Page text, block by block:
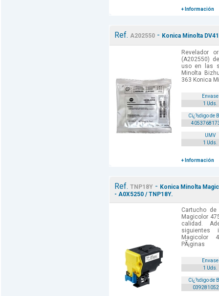
+ Información
Ref. A202550- Konica Minolta
Revelador
(A202550)
uso en las
Minolta
363 Konica
Envase
1 Uds.
Cï¿½digo de
UMV
1 Uds.
+ Información
Ref. TNP18Y - Konica Minolta
- A0X5250 / TNP18Y.
Cartucho
Magicolor
calidad.
siguientes
Magicolor
PÃ¡ginas
Envase
1 Uds.
Cï¿½digo de